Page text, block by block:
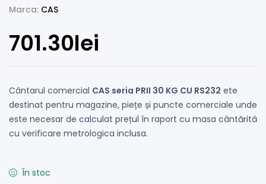
Marca: CAS
701.30lei
Cântarul comercial CAS seria PRII 30 KG CU RS232 ete
destinat pentru magazine, piețe și puncte comerciale unde
este necesar de calculat prețul în raport cu masa cântărită
cu verificare metrologica inclusa.
În stoc